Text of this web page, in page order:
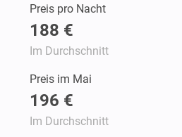
Preis pro Nacht
188 €
Im Durchschnitt
Preis im Mai
196 €
Im Durchschnitt